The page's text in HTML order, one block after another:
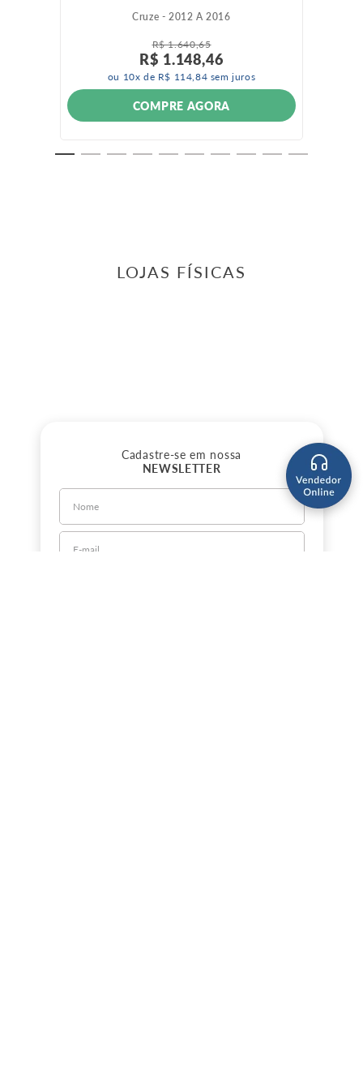
Cruze - 2012 A 2016
R$ 1.640,65
R$ 1.148,46
ou 10x de R$ 114,84 sem juros
COMPRE AGORA
LOJAS FÍSICAS
Cadastre-se em nossa
NEWSLETTER